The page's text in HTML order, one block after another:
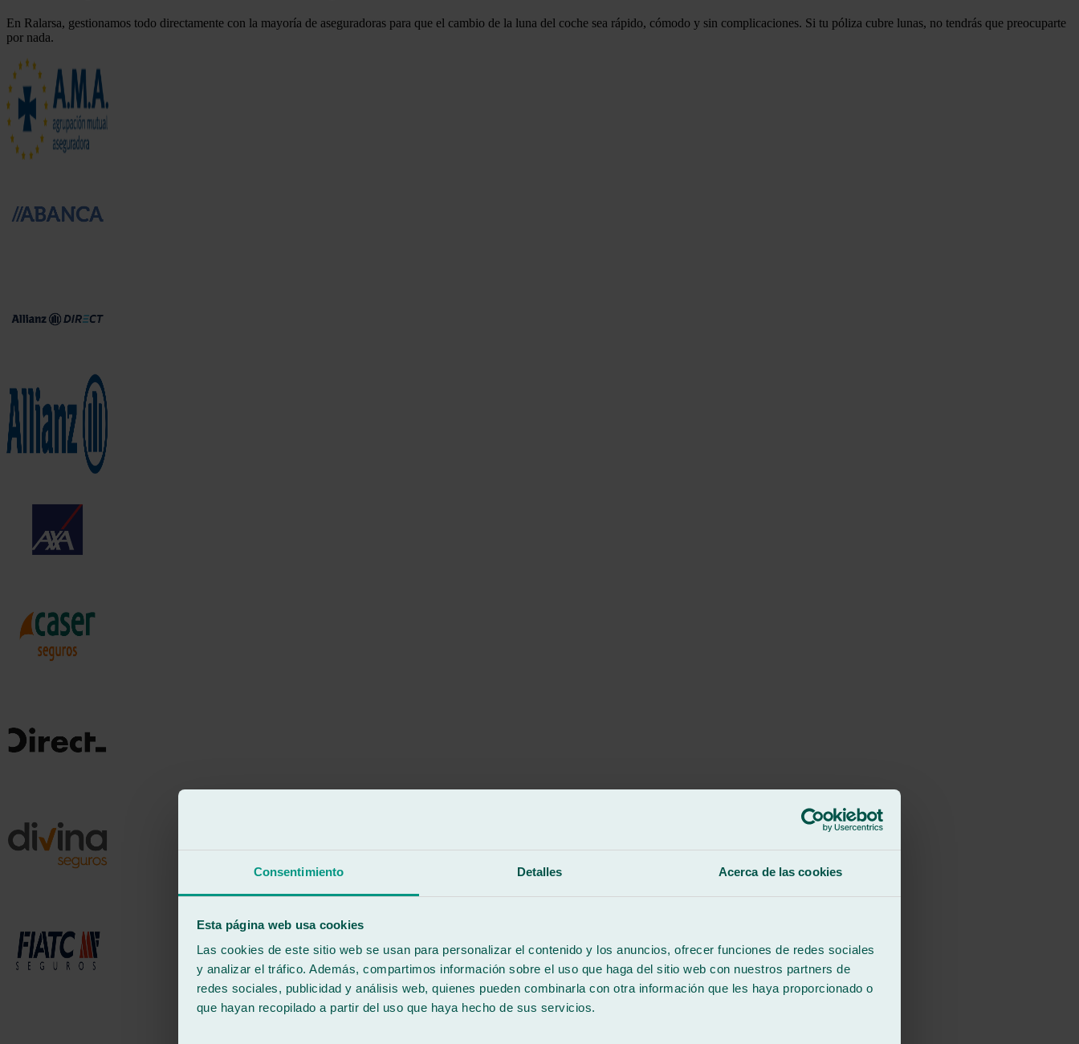
Consentimiento Detalles Acerca de las cookies
Esta página web usa cookies
Las cookies de este sitio web se usan para personalizar el contenido y los anuncios, ofrecer funciones de redes sociales
y analizar el tráfico. Además, compartimos información sobre el uso que haga del sitio web con nuestros partners de
redes sociales, publicidad y análisis web, quienes pueden combinarla con otra información que les haya proporcionado o
que hayan recopilado a partir del uso que haya hecho de sus servicios.
En Ralarsa, gestionamos todo directamente con la mayoría de aseguradoras para que el cambio de la luna del coche sea rápido, cómodo y sin complicaciones. Si tu póliza cubre lunas, no tendrás que preocuparte
por nada.